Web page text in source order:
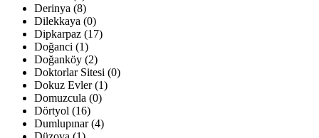
Derinya (8)
Dilekkaya (0)
Dipkarpaz (17)
Doğanci (1)
Doğanköy (2)
Doktorlar Sitesi (0)
Dokuz Evler (1)
Domuzcula (0)
Dörtyol (16)
Dumlupınar (4)